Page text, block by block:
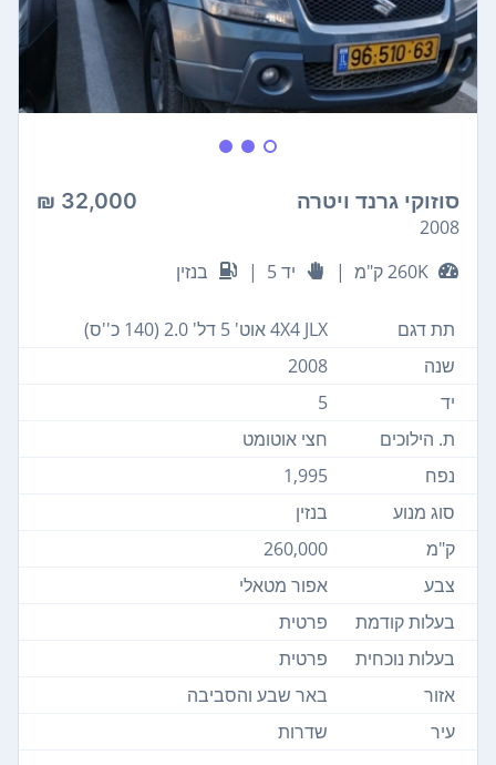
סוזוקי גרנד ויטרה 32,000 ₪
2008
260K ק"מ
| יד 5 | בנזין
תת דגם
4X4 JLX אוט' 5 דל' 2.0 (140 כ''ס)
שנה
2008
יד
5
ת. הילוכים
חצי אוטומט
נפח
1,995
סוג מנוע
בנזין
ק"מ
260,000
צבע
אפור מטאלי
בעלות קודמת
פרטית
בעלות נוכחית
פרטית
אזור
באר שבע והסביבה
עיר
שדרות